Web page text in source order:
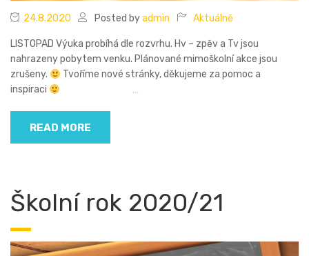
24.8.2020 Posted byadmin Aktuálně
LISTOPAD Výuka probíhá dle rozvrhu. Hv – zpěv a Tv jsou
nahrazeny pobytem venku. Plánované mimoškolní akce jsou
zrušeny.
Tvoříme nové stránky, děkujeme za pomoc a
inspiraci
…
READ MORE
Školní rok 2020/21